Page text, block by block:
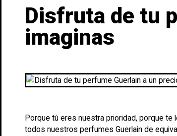
Disfruta de tu
imaginas
Porque tú eres nuestra prioridad, porque
todos nuestros perfumes Guerlain de